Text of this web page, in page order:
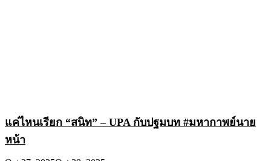
แค่ไหนเรียก “สนิท” – UPA กับปฐมบท #มหากาพย์นาย
หน้า